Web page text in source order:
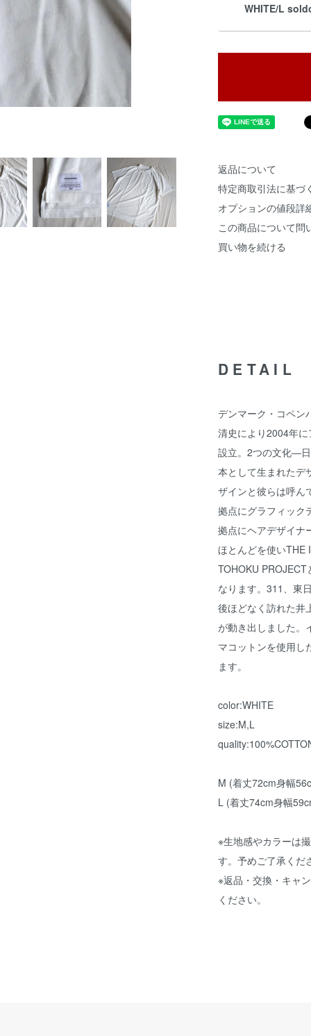
WHITE/L
返品について
特定商取引法に基づ
オプションの値段詳
この商品について問
買い物を続ける
DETAIL
デンマーク・コペン
清史により2004年
設立。2つの文化―
本として生まれたデ
ザインと彼らは呼ん
拠点にグラフィック
拠点にヘアデザイナ
ほとんどを使いTHE
TOHOKU
なります。311、東
後ほどなく訪れた井
が動き出しました。
マコットンを使用し
ます。
color:WHITE
size:M,L
M (着丈72cm身幅
L (着丈74cm身幅
※生地感やカラーは
す。予めご了承くだ
※返品・交換・キャ
ください。